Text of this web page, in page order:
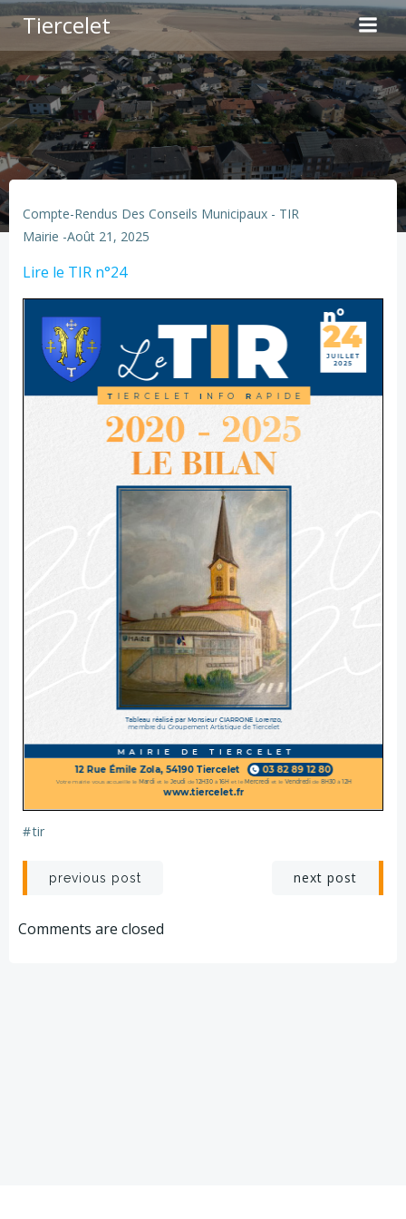
Aller
contenu
Tiercelet
Compte-Rendus Des Conseils Municipaux - TIR
Mairie -Août 21, 2025
Lire le TIR n°24
#tir
Post
navigation
previous post next post
Comments are closed